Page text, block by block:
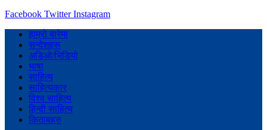
Facebook Twitter Instagram
हाम्रो बारेमा
सन्देशहरू
अडिओ/भिडियो
भाषा
साहित्य
साहित्यकार
विश्व साहित्य
हिन्दी साहित्य
किताबहरु